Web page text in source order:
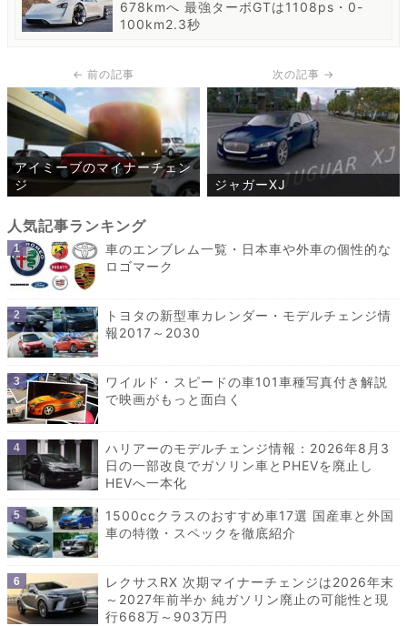
678kmへ 最強ターボGTは1108ps・0-
100km2.3秒
アイミーブのマイナーチェン
ジ
ジャガーXJ
車のエンブレム一覧・日本車や外車の個性的な
ロゴマーク
トヨタの新型車カレンダー・モデルチェンジ情
報2017～2030
ワイルド・スピードの車101車種写真付き解説
で映画がもっと面白く
ハリアーのモデルチェンジ情報：2026年8月3
日の一部改良でガソリン車とPHEVを廃止し
HEVへ一本化
1500ccクラスのおすすめ車17選 国産車と外国
車の特徴・スペックを徹底紹介
レクサスRX 次期マイナーチェンジは2026年末
～2027年前半か 純ガソリン廃止の可能性と現
行668万～903万円